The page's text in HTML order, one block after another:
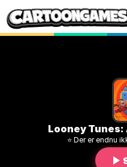
Looney Tunes:
⭐ Der er endnu